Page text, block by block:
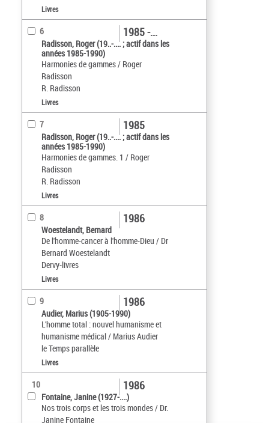
Livres
6
Radisson, Roger (19..-.... ; actif dans les
années 1985-1990)
Harmonies de gammes / Roger
Radisson
R. Radisson
1985 -...
Livres
7
Radisson, Roger (19..-.... ; actif dans les
années 1985-1990)
Harmonies de gammes. 1 / Roger
Radisson
R. Radisson
1985
Livres
8
Woestelandt, Bernard
De l'homme-cancer à l'homme-Dieu / Dr
Bernard Woestelandt
Dervy-livres
1986
Livres
9
Audier, Marius (1905-1990)
L'homme total : nouvel humanisme et
humanisme médical / Marius Audier
le Temps parallèle
1986
Livres
10
Fontaine, Janine (1927-....)
Nos trois corps et les trois mondes / Dr.
Janine Fontaine
1986